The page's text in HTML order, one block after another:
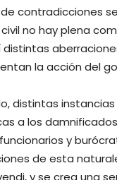
contradicciones
no hay plena
la acción del
distintas
a los
y
de esta
y se crea una